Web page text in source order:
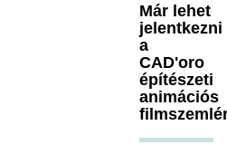
Már lehet
jelentkezni
a
CAD'oro
építészeti
animációs